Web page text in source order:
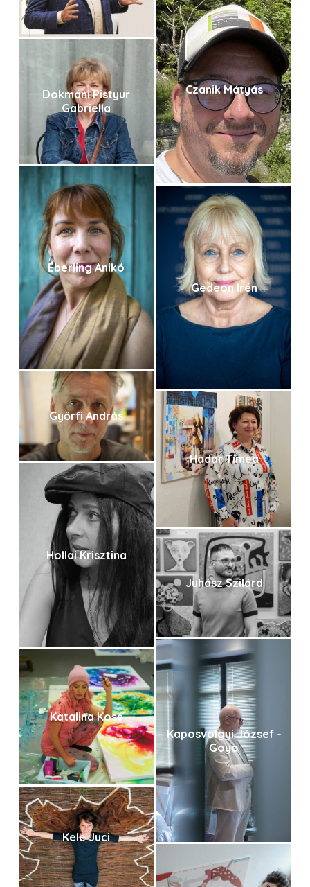
Czanik Mátyás
Dokmáni Pistyur
Gabriella
Éberling Anikó
Gedeon Irén
Győrfi András
Hadar Tímea
Hollai Krisztina
Juhász Szilárd
Kaposvölgyi József -
Goyo
Katalina Koss
Kele Juci